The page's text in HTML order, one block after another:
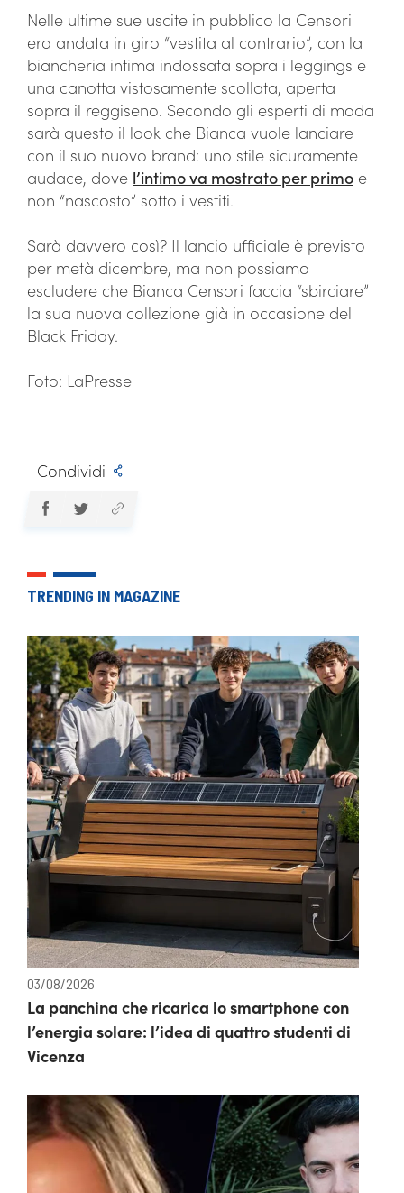
Nelle ultime sue uscite in pubblico la Censori
era andata in giro “vestita al contrario”, con la
biancheria intima indossata sopra i leggings e
una canotta vistosamente scollata, aperta
sopra il reggiseno. Secondo gli esperti di moda
sarà questo il look che Bianca vuole lanciare
con il suo nuovo brand: uno stile sicuramente
audace, dove l’intimo va mostrato per primo e
non “nascosto” sotto i vestiti.
Sarà davvero così? Il lancio ufficiale è previsto
per metà dicembre, ma non possiamo
escludere che Bianca Censori faccia “sbirciare”
la sua nuova collezione già in occasione del
Black Friday.
Foto: LaPresse
Condividi
TRENDING IN MAGAZINE
03/08/2026
La panchina che ricarica lo smartphone con
l’energia solare: l’idea di quattro studenti di
Vicenza